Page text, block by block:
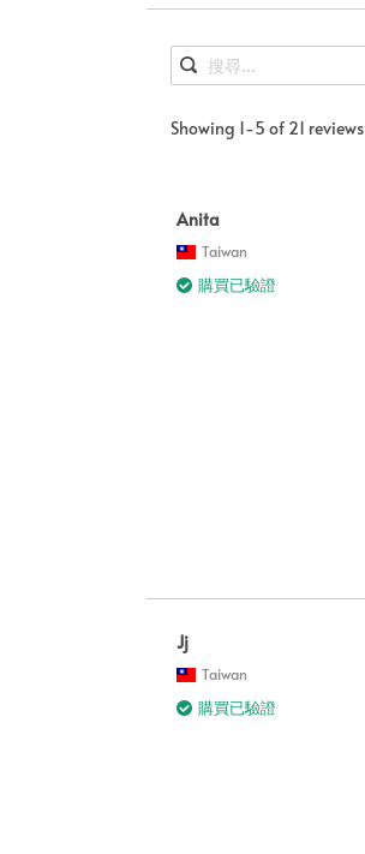
Showing 1-5 of 21 reviews
Anita
Taiwan
購買已驗證
Jj
Taiwan
購買已驗證